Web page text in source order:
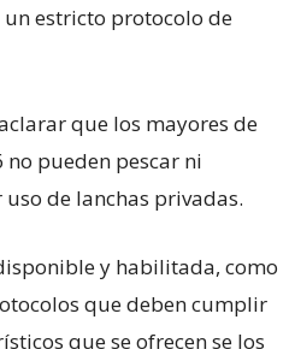
estricto protocolo de
que los mayores de
no pueden pescar ni
de lanchas privadas.
y habilitada, como
que deben cumplir
que se ofrecen se los